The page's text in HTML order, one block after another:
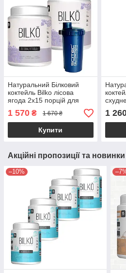
Натуральний Білковий
коктейль Bilko лісова
ягода 2х15 порцій для
схуднення та заміни
харчування + Шейкер
1 570 ₴ 1 670 ₴
Купити
0,9 кг
1
Акційні пропозиції та новинки
–10%